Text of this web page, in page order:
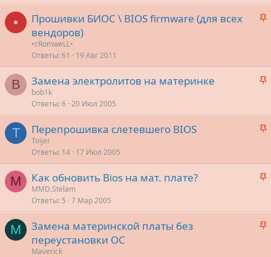
р
е
н
о
•
З
е
п
н
о
Прошивки БИОС \ BIOS firmware (для всех
вендоров)
•cRomweLL•
Ответы 61 19 Авг 2011
B
З
р
е
е
н
Замена электролитов на материнке
bob1k
Ответы 6 20 Июл 2005
T
З
р
е
е
н
Перепрошивка слетевшего BIOS
Toijer
Ответы 14 17 Июл 2005
M
З
р
е
Как обновить Bios на мат. плате?
MMD.Stelam
Ответы 5 7 Мар 2005
M
З
Замена материнской платы без
переустановки ОС
Maverick